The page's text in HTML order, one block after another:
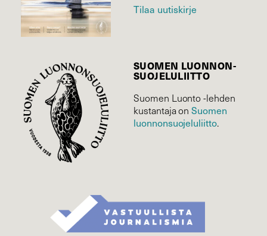
Tilaa uutiskirje
SUOMEN LUONNON­
SUOJELU­LIITTO
Suomen Luonto -lehden
kustantaja onSuomen
luonnonsuojelu­liitto.